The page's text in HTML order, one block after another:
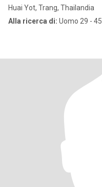
Huai Yot, Trang, Thailandia
Alla ricerca di: Uomo 29 - 45